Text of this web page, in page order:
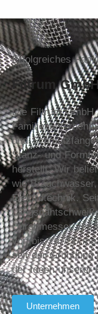
Erfolgreiches
Filtrum
Die Filtrum
und
Stanz- und
herstellt. Wir
wie
Elektrotechnik.
Durchmesser von
von bis zu 750
seit der
der Ideen unserer
Unternehmen